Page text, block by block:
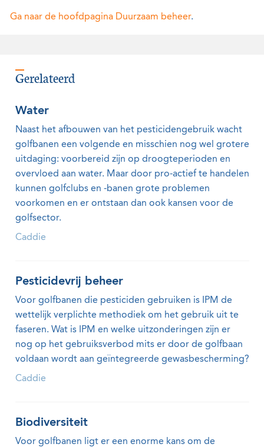
Ga naar de hoofdpagina Duurzaam beheer.
Gerelateerd
Water
Naast het afbouwen van het pesticidengebruik wacht
golfbanen een volgende en misschien nog wel grotere
uitdaging: voorbereid zijn op droogteperioden en
overvloed aan water. Maar door pro-actief te handelen
kunnen golfclubs en -banen grote problemen
voorkomen en er ontstaan dan ook kansen voor de
golfsector.
Caddie
Pesticidevrij beheer
Voor golfbanen die pesticiden gebruiken is IPM de
wettelijk verplichte methodiek om het gebruik uit te
faseren. Wat is IPM en welke uitzonderingen zijn er
nog op het gebruiksverbod mits er door de golfbaan
voldaan wordt aan geïntegreerde gewasbescherming?
Caddie
Biodiversiteit
Voor golfbanen ligt er een enorme kans om de